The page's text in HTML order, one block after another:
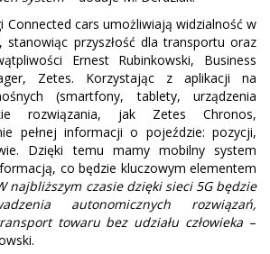
Connected cars umożliwiają widzialność w
stanowiąc przyszłość dla transportu oraz
Ernest Rubinkowski, Business
Zetes. Korzystając z aplikacji na
(smartfony, tablety, urządzenia
rozwiązania, jak Zetes Chronos,
pełnej informacji o pojeździe: pozycji,
Dzięki temu mamy mobilny system
co będzie kluczowym elementem
najbliższym czasie dzięki sieci 5G będzie
autonomicznych rozwiązań,
towaru bez udziału człowieka –